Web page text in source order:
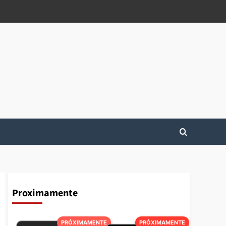
Proximamente
PRÓXIMAMENTE PRÓXIMAMENTE